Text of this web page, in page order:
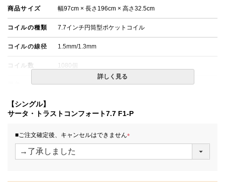
商品サイズ 幅97cm × 長さ196cm × 高さ32.5cm
コイルの種類 7.7インチ円筒型ポケットコイル
コイルの線径 1.5mm/1.3mm
コイル数 1080個
・価格はマットレス単体購入の金額です。
発生する場合がございます。また、発送予定も変更になる
場合があります。
詳しく見る
【シングル】
サータ・トラストコンフォート7.7 F1-P
■ご注文確定後、キャンセルはできません
(